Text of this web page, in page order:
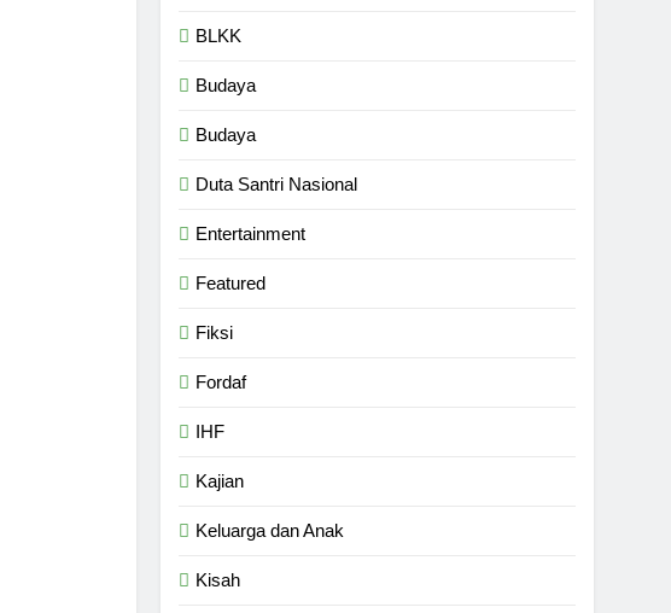
BLKK
Budaya
Budaya
Duta Santri Nasional
Entertainment
Featured
Fiksi
Fordaf
IHF
Kajian
Keluarga dan Anak
Kisah